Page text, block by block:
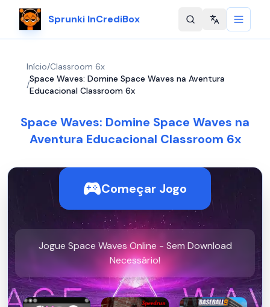
Sprunki InCrediBox Change
Início/Classroom 6x
/
Space Waves: Domine Space Waves na Aventura
Educacional Classroom 6x
Space Waves: Domine Space Waves na
Aventura Educacional Classroom 6x
Começar Jogo
Jogue Space Waves Online - Sem Download
Necessário!